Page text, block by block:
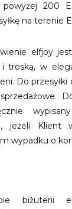
powyżej 200
na terenie
elfjoy
i troską, w
Do przesyłki
jeżeli Klient
wypadku o
biżuterii